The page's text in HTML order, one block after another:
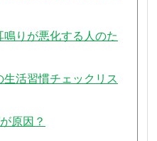
りが悪化する人のた
活習慣チェックリス
原因？